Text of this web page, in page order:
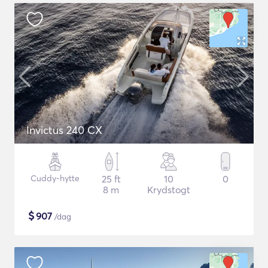
Invictus 240 CX
Cuddy-hytte
25 ft
8 m
10
Krydstogt
0
$907 /dag